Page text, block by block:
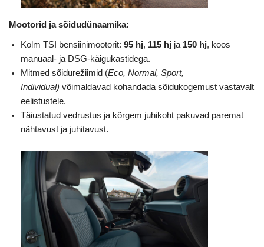
Mootorid ja sõidudünaamika:
Kolm TSI bensiinimootorit: 95 hj, 115 hj ja 150 hj, koos
manuaal- ja DSG-käigukastidega.
Mitmed sõidurežiimid (Eco, Normal, Sport,
Individual) võimaldavad kohandada sõidukogemust vastavalt
eelistustele.
Täiustatud vedrustus ja kõrgem juhikoht pakuvad paremat
nähtavust ja juhitavust.